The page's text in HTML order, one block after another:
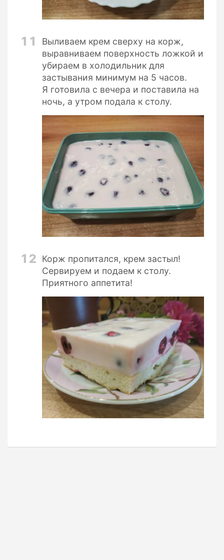
11
Выливаем крем сверху на корж,
выравниваем поверхность ложкой и
убираем в холодильник для
застывания минимум на 5 часов.
Я готовила с вечера и поставила на
ночь, а утром подала к столу.
12
Корж пропитался, крем застыл!
Сервируем и подаем к столу.
Приятного аппетита!